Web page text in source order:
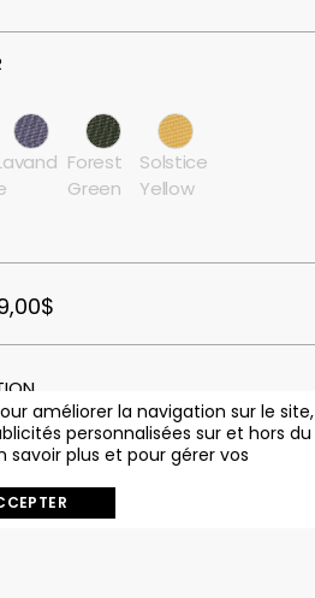
Forest
Green
Solstice
Yellow
améliorer la navigation sur le site,
personnalisées sur et hors du
plus et pour gérer vos